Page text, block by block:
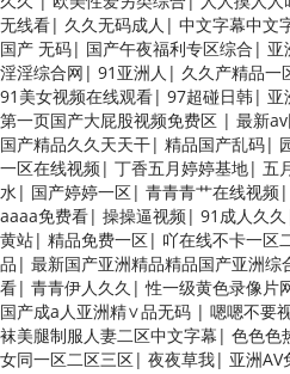
无线看| 久久无码成人 | 中文字幕中文
国产 无码| 国产午夜福利专区综合 | 亚
淫淫综合网 | 91亚洲人 | 久久产精品一
91美女视频在线观看| 97超碰日韩| 亚
第一页国产大屁股视频免费区 | 最新
国产精品久久天天干| 精品国产乱码|
一区在线视频| 丁香五月婷婷基地| 五
水| 国产婷婷一区| 青青青艹在线视频|
aaaa免费看| 操操逼视频| 91成人久久
黄站| 精品免费一区| 吖在线不卡一区
品 | 最新国产亚洲精品精品国产亚洲综
看| 青青伊人久久 |性一级黄色录像片
国产成a人亚洲精∨品无码 | 嗯嗯不要
袜美腿制服人妻二区中文字幕 | 色色色
女同一区二区三区| 夜夜草我| 亚洲AV